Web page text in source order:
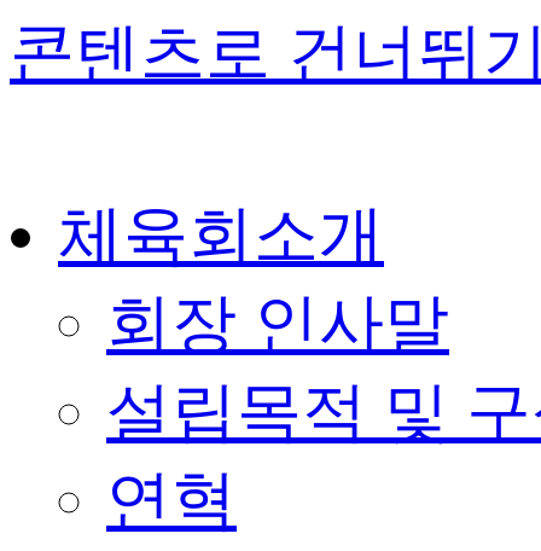
콘텐츠로 건너뛰
체육회소개
회장 인사말
설립목적 및
연혁